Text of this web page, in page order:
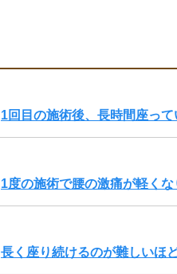
1回目の施術後、長時間座っ
1度の施術で腰の激痛が軽く
長く座り続けるのが難しいほ